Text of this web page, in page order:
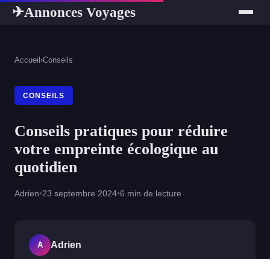
✈Annonces Voyages
Accueil ›Conseils
CONSEILS
Conseils pratiques pour réduire
votre empreinte écologique au
quotidien
Adrien•23 septembre 2024•6 min de lecture
A Adrien